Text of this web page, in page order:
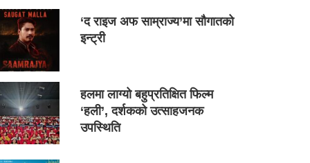
‘द राइज अफ साम्राज्य’मा सौगातको
इन्ट्री
हलमा लाग्यो बहुप्रतिक्षित फिल्म
‘हली’, दर्शकको उत्साहजनक
उपस्थिति